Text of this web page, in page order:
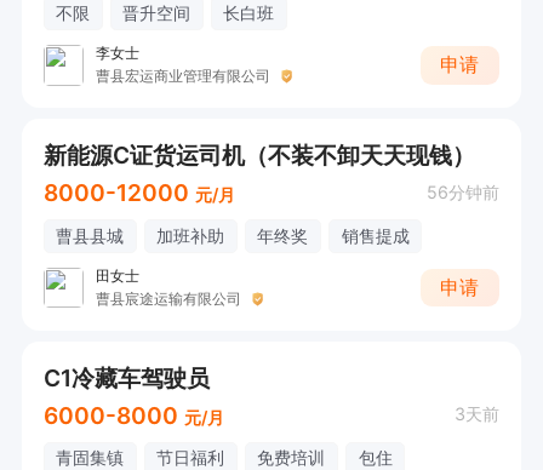
不限 晋升空间 长白班
李女士
曹县宏运商业管理有限公司
申请
新能源C证货运司机（不装不卸天天现钱）
8000-12000 元/月 56分钟前
曹县县城 加班补助 年终奖 销售提成
田女士
曹县宸途运输有限公司
申请
C1冷藏车驾驶员
6000-8000 元/月 3天前
青固集镇 节日福利 免费培训 包住